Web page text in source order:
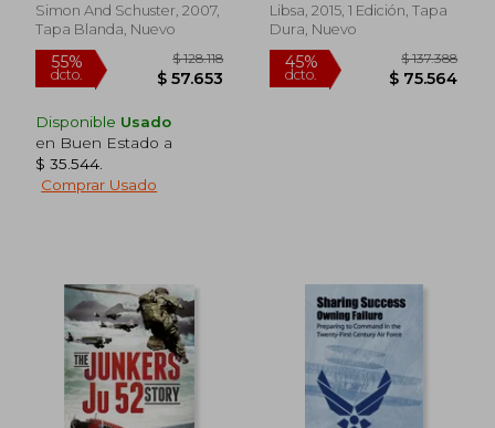
Simon And Schuster, 2007,
Tapa Blanda, Nuevo
Disponible Usado
en Buen Estado a
$ 35.544
Comprar Usado
Libsa, 2015, 1 Edición, Tapa
Dura, Nuevo